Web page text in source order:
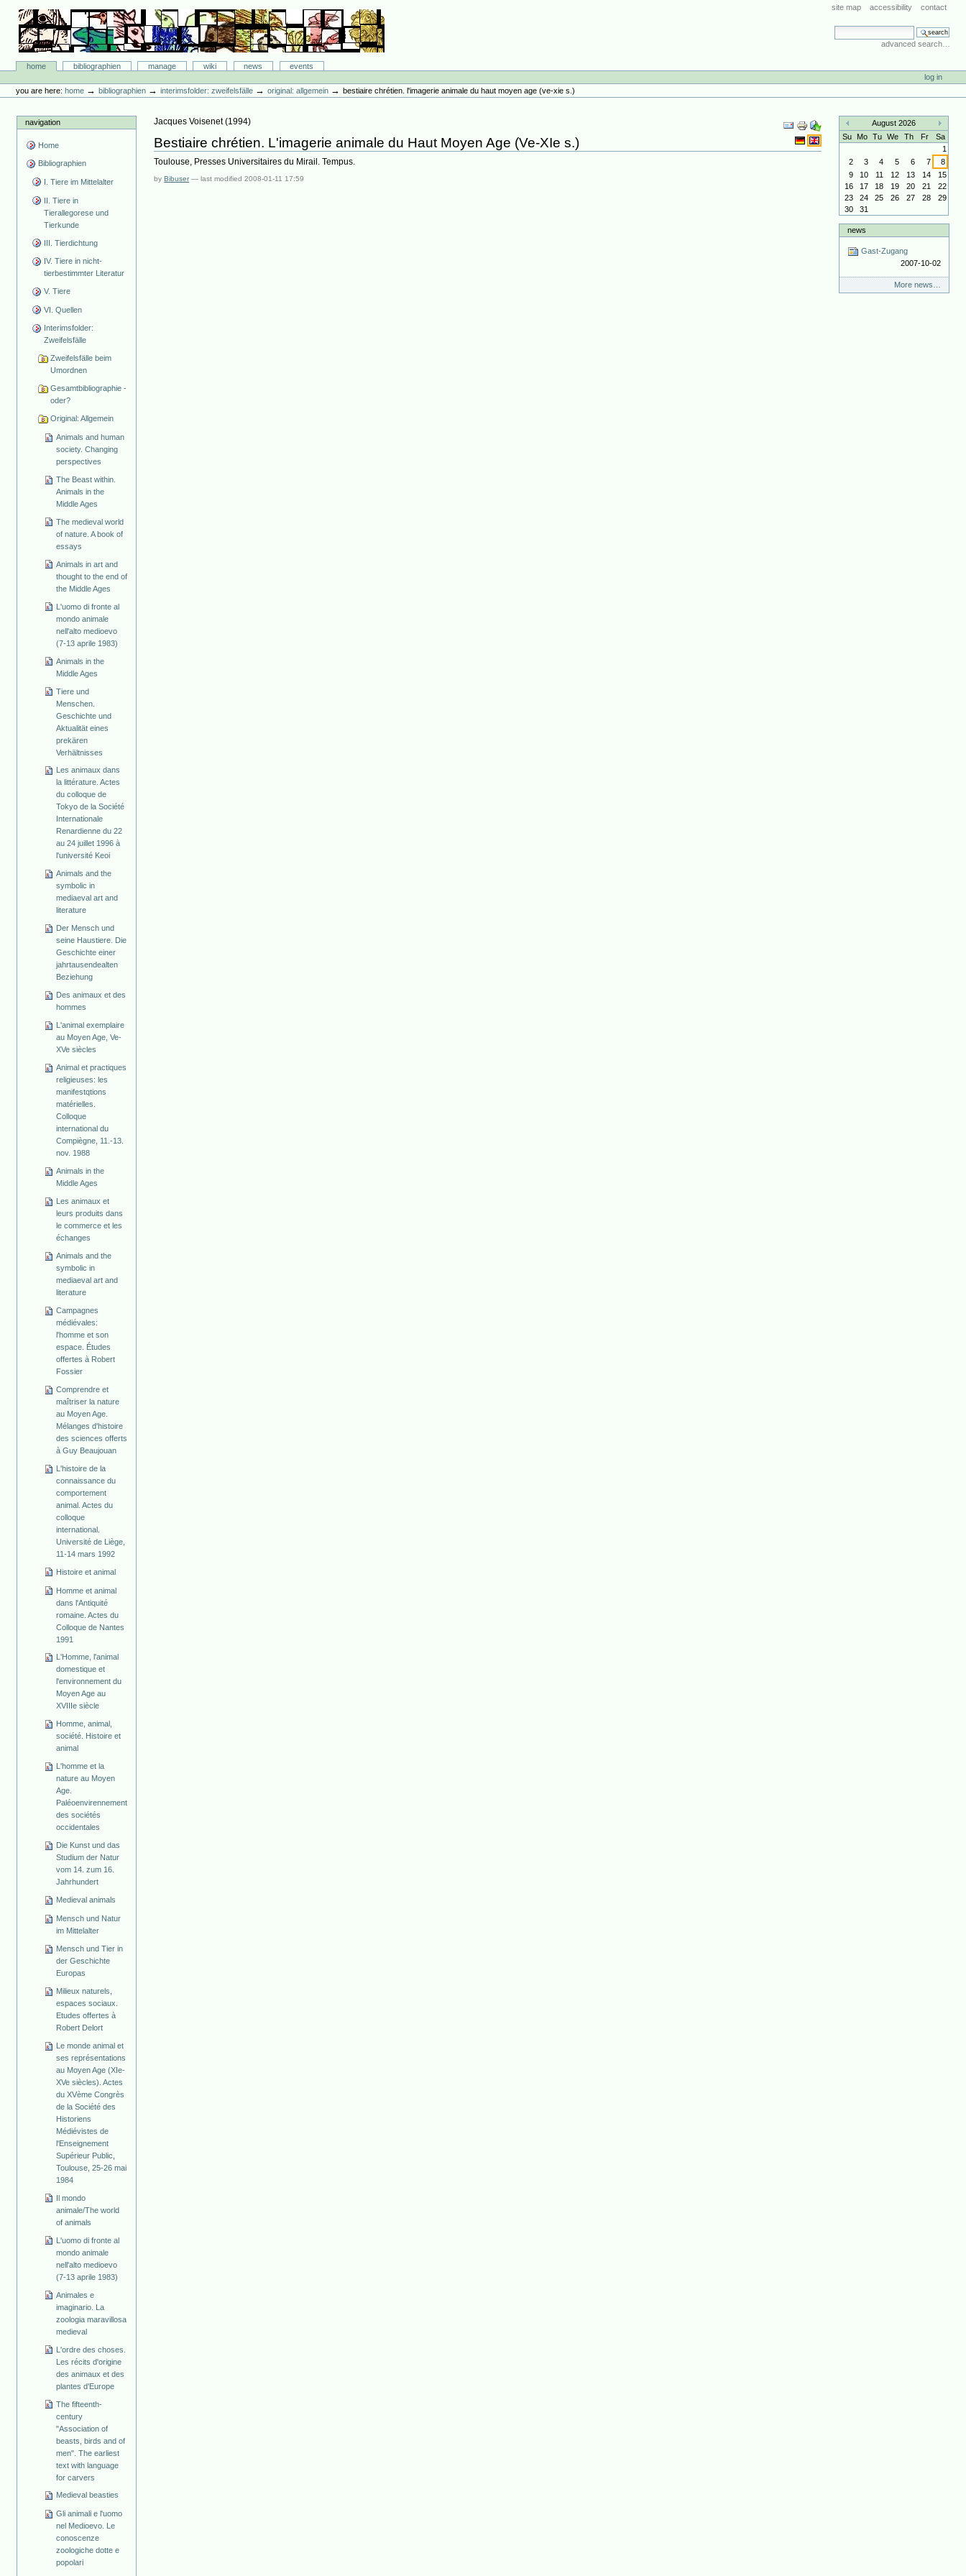
content.
navigation
site map accessibility contact
search site
advanced search…
Bibliographie-Portal
Sectionshome bibliographien manage wiki news
events
tools
log in
you are here: home →bibliographien →interimsfolder: zweifelsfälle →original: allgemein →bestiaire chrétien. l'imagerie animale du haut moyen age (ve-xie s.)
navigation
Home
Bibliographien
I. Tiere im Mittelalter
II. Tiere in
Tierallegorese und
Tierkunde
III. Tierdichtung
IV. Tiere in nicht-
tierbestimmter Literatur
V. Tiere
VI. Quellen
Interimsfolder:
Zweifelsfälle
Zweifelsfälle beim
Umordnen
Gesamtbibliographie -
oder?
Original: Allgemein
Animals and human
society. Changing
perspectives
The Beast within.
Animals in the
Middle Ages
The medieval world
of nature. A book of
essays
Animals in art and
thought to the end of
the Middle Ages
L'uomo di fronte al
mondo animale
nell'alto medioevo
(7-13 aprile 1983)
Animals in the
Middle Ages
Tiere und
Menschen.
Geschichte und
Aktualität eines
prekären
Verhältnisses
Les animaux dans
la littérature. Actes
du colloque de
Tokyo de la Société
Internationale
Renardienne du 22
au 24 juillet 1996 à
l'université Keoi
Animals and the
symbolic in
mediaeval art and
literature
Der Mensch und
seine Haustiere. Die
Geschichte einer
jahrtausendealten
Beziehung
Des animaux et des
hommes
L'animal exemplaire
au Moyen Age, Ve-
XVe siècles
Animal et practiques
religieuses: les
manifestqtions
matérielles.
Colloque
international du
Compiègne, 11.-13.
nov. 1988
Animals in the
Middle Ages
Les animaux et
leurs produits dans
le commerce et les
échanges
Animals and the
symbolic in
mediaeval art and
literature
Campagnes
médiévales:
l'homme et son
espace. Études
offertes à Robert
Fossier
Comprendre et
maîtriser la nature
au Moyen Age.
Mélanges d'histoire
des sciences offerts
à Guy Beaujouan
L'histoire de la
connaissance du
comportement
animal. Actes du
colloque
international.
Université de Liège,
11-14 mars 1992
Histoire et animal
Homme et animal
dans l'Antiquité
romaine. Actes du
Colloque de Nantes
1991
L'Homme, l'animal
domestique et
l'environnement du
Moyen Age au
XVIIIe siècle
Homme, animal,
société. Histoire et
animal
L'homme et la
nature au Moyen
Age.
Paléoenvirennement
des sociétés
occidentales
Die Kunst und das
Studium der Natur
vom 14. zum 16.
Jahrhundert
Medieval animals
Mensch und Natur
im Mittelalter
Mensch und Tier in
der Geschichte
Europas
Milieux naturels,
espaces sociaux.
Etudes offertes à
Robert Delort
Le monde animal et
ses représentations
au Moyen Age (XIe-
XVe siècles). Actes
du XVème Congrès
de la Société des
Historiens
Médiévistes de
l'Enseignement
Supérieur Public,
Toulouse, 25-26 mai
1984
Il mondo
animale/The world
of animals
L'uomo di fronte al
mondo animale
nell'alto medioevo
(7-13 aprile 1983)
Animales e
imaginario. La
zoologia maravillosa
medieval
L'ordre des choses.
Les récits d'origine
des animaux et des
plantes d'Europe
The fifteenth-
century
"Association of
beasts, birds and of
men". The earliest
text with language
for carvers
Medieval beasties
Gli animali e l'uomo
nel Medioevo. Le
conoscenze
zoologiche dotte e
popolari
Document
Actions
Jacques Voisenet(1994)
Bestiaire chrétien. L'imagerie animale du Haut Moyen Age (Ve-XIe s.)
Toulouse, Presses Universitaires du Mirail. Tempus.
byBibuser —last modified2008-01-11 17:59
«
August 2026
»
Su Mo Tu We Th Fr
Sa
1
2
3 4 5 6 7
8
9
10 11 12 13 14
15
16
17 18 19 20 21
22
23
24 25 26 27 28
29
30
31
news
Gast-Zugang
2007-10-02
More news…